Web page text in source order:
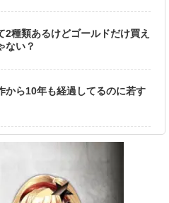
2種類あるけどゴールドだけ買え
ない？
から10年も経過してるのに若す